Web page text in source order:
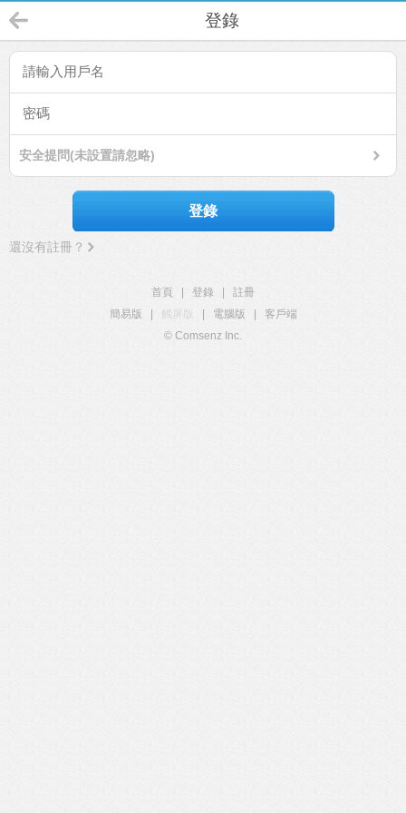
登錄
安全提問(未設置請忽略)
登錄
還沒有註冊？
首頁 登錄
註冊
簡易版
觸屏版 電腦版
客戶端
© Comsenz Inc.